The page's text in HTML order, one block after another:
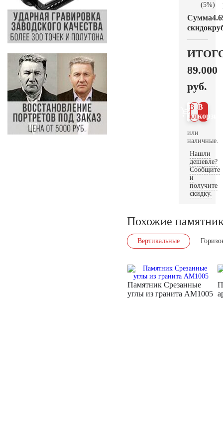
(5%)
Сумма
скидок
89.000
руб.
В
В 1
клик
или
наличные.
Нашли
дешевле?
Сообщите
и
получите
скидку.
Похожие
Вертикальные
Памятник Срезанные
углы из гранита AM1005